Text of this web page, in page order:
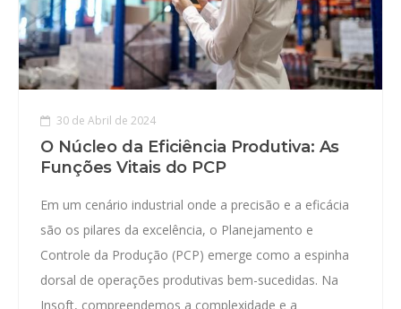
30 de Abril de 2024
O Núcleo da Eficiência Produtiva: As
Funções Vitais do PCP
Em um cenário industrial onde a precisão e a eficácia
são os pilares da excelência, o Planejamento e
Controle da Produção (PCP) emerge como a espinha
dorsal de operações produtivas bem-sucedidas. Na
Insoft, compreendemos a complexidade e a